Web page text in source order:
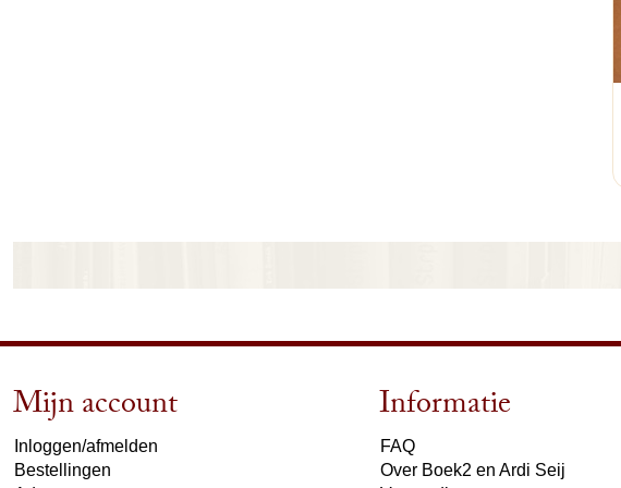
Mijn account
Inloggen/afmelden
Bestellingen
Informatie
FAQ
Over Boek2 en Ardi Seij